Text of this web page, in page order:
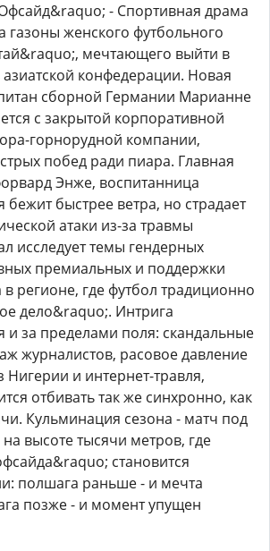
- Спортивная драма
газоны женского футбольного
мечтающего выйти в
конфедерации. Новая
сборной Германии Марианне
с закрытой корпоративной
горнорудной компании,
побед ради пиара. Главная
Энже, воспитанница
бежит быстрее ветра, но страдает
атаки из-за травмы
исследует темы гендерных
премиальных и поддержки
регионе, где футбол традиционно
дело&raquo;. Интрига
и за пределами поля: скандальные
журналистов, расовое давление
Нигерии и интернет-травля,
отбивать так же синхронно, как
Кульминация сезона - матч под
высоте тысячи метров, где
становится
полшага раньше - и мечта
позже - и момент упущен